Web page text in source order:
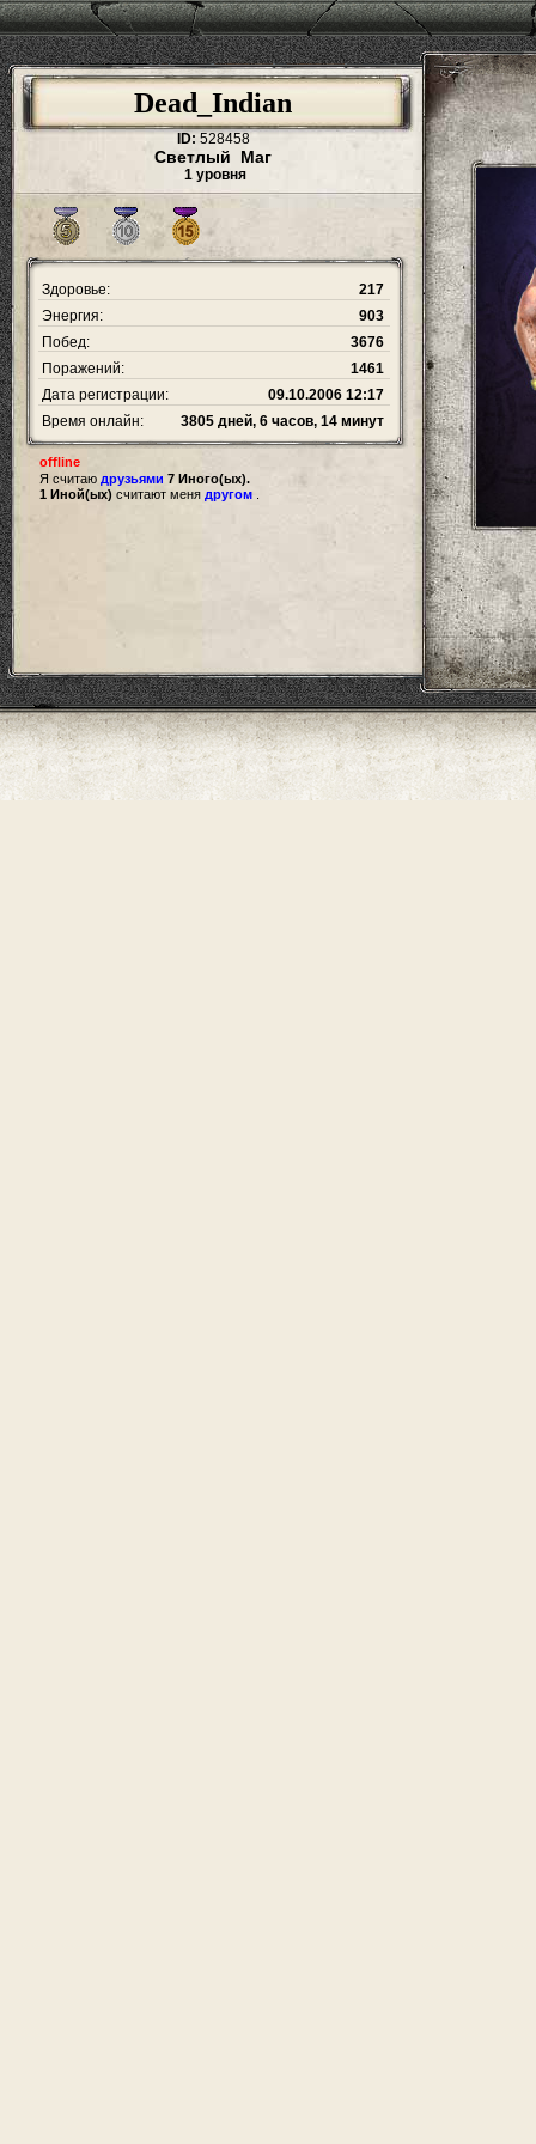
Dead_Indian
ID: 528458
Светлый Маг
1 уровня
Здоровье:
217
Энергия:
903
Побед:
3676
Поражений:
1461
Дата регистрации:
09.10.2006 12:17
Время онлайн:
3805 дней, 6 часов, 14 минут
offline
Я считаю друзьями 7 Иного(ых).
1 Иной(ых) считают меня другом